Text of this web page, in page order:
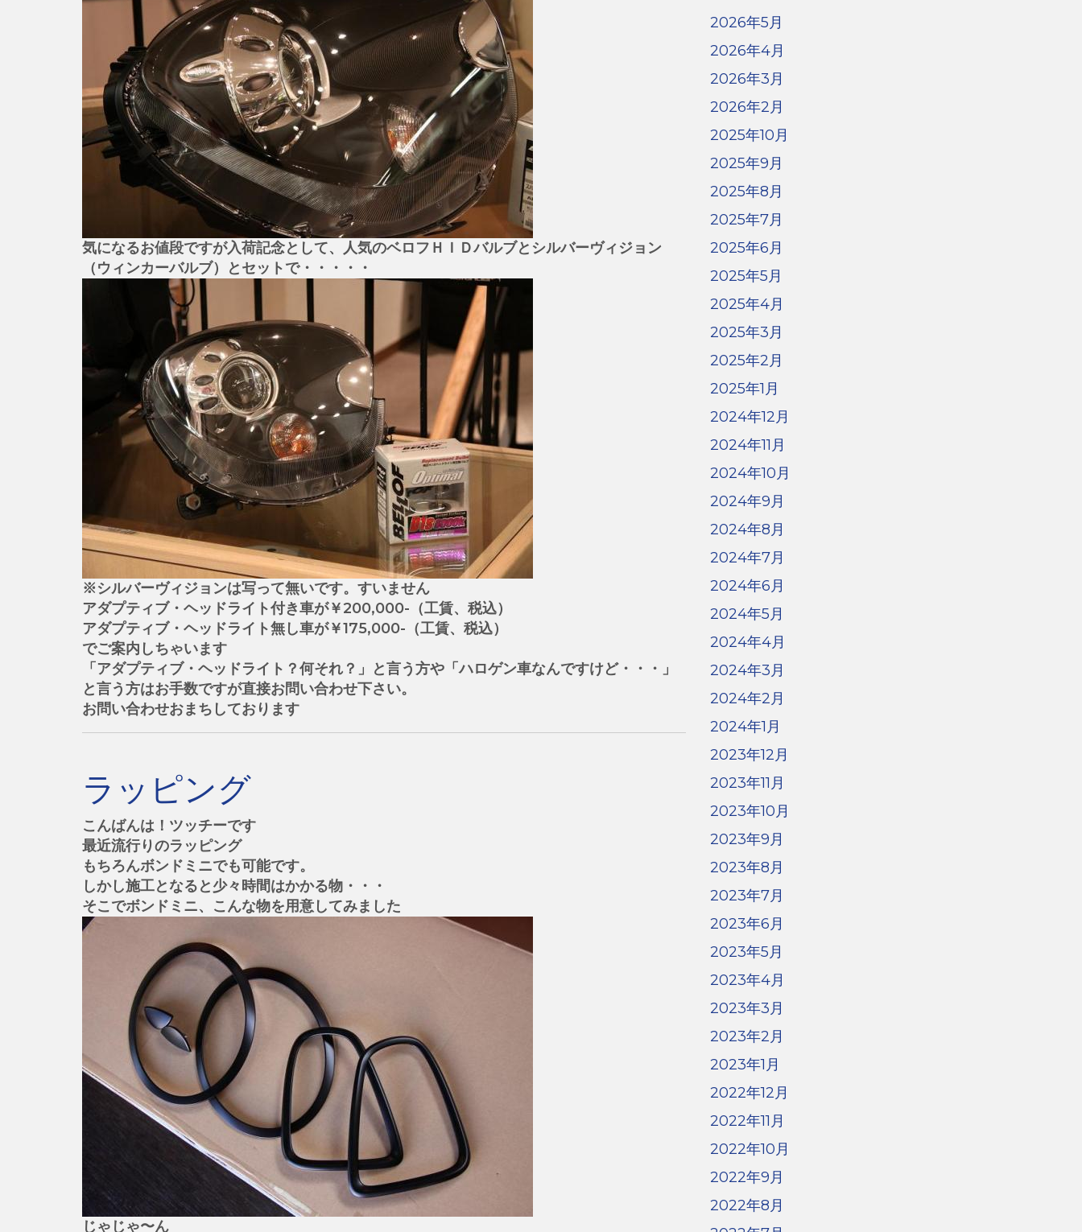
気になるお値段ですが入荷記念として、人気のベロフＨＩＤバルブとシルバーヴィジョン
（ウィンカーバルブ）とセットで・・・・・
※シルバーヴィジョンは写って無いです。すいません
アダプティブ・ヘッドライト付き車が￥200,000-（工賃、税込）
アダプティブ・ヘッドライト無し車が￥175,000-（工賃、税込）
でご案内しちゃいます
「アダプティブ・ヘッドライト？何それ？」と言う方や「ハロゲン車なんですけど・・・」
と言う方はお手数ですが直接お問い合わせ下さい。
お問い合わせおまちしております
ラッピング
こんばんは！ツッチーです
最近流行りのラッピング
もちろんボンドミニでも可能です。
しかし施工となると少々時間はかかる物・・・
そこでボンドミニ、こんな物を用意してみました
じゃじゃ〜ん
2026年5月
2026年4月
2026年3月
2026年2月
2025年10月
2025年9月
2025年8月
2025年7月
2025年6月
2025年5月
2025年4月
2025年3月
2025年2月
2025年1月
2024年12月
2024年11月
2024年10月
2024年9月
2024年8月
2024年7月
2024年6月
2024年5月
2024年4月
2024年3月
2024年2月
2024年1月
2023年12月
2023年11月
2023年10月
2023年9月
2023年8月
2023年7月
2023年6月
2023年5月
2023年4月
2023年3月
2023年2月
2023年1月
2022年12月
2022年11月
2022年10月
2022年9月
2022年8月